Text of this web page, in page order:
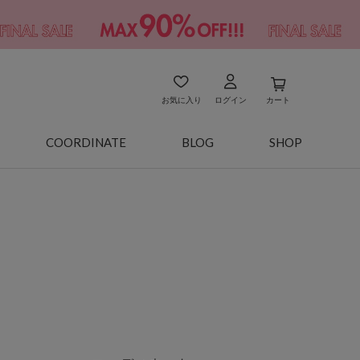
お気に入り ログイン カート
COORDINATE BLOG SHOP